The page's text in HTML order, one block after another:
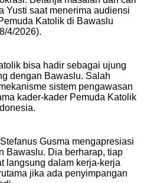
Yusti saat menerima audiensi
Katolik di Bawaslu
4/2026).
bisa hadir sebagai ujung
dengan Bawaslu. Salah
sistem pengawasan
kader-kader Pemuda Katolik
Gusma mengapresiasi
Bawaslu. Dia berharap, tiap
langsung dalam kerja-kerja
jika ada penyimpangan